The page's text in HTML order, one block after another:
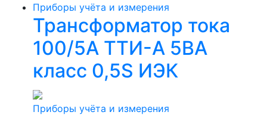
Приборы учёта и измерения
Трансформатор тока
100/5А ТТИ-А 5ВА
класс 0,5S ИЭК
Приборы учёта и измерения